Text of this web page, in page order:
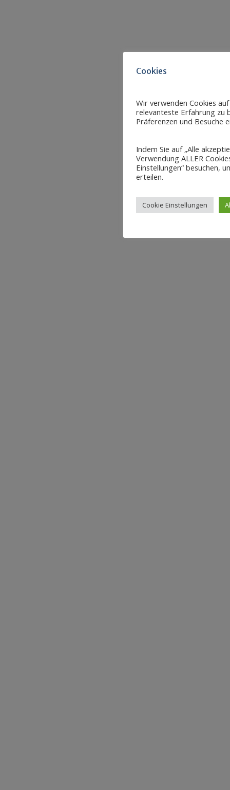
Cookies
Wir verwenden Cookies
relevanteste Erfahrung zu
Präferenzen und Besuche
Indem Sie auf „Alle
Verwendung ALLER
Einstellungen“ besuchen,
erteilen.
Cookie Einstellungen